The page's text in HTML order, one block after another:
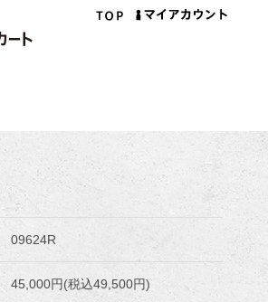
09624R
45,000円(税込49,500円)